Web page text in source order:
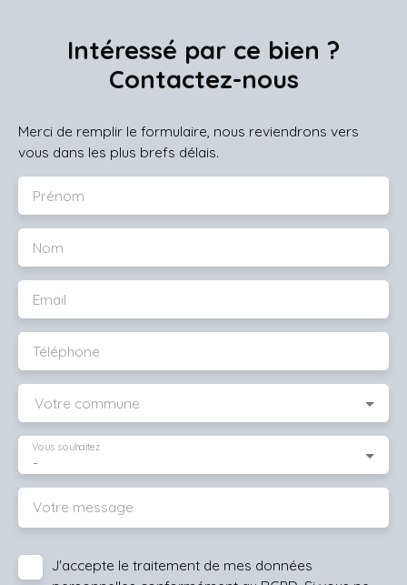
Intéressé par ce bien ?
Contactez-nous
Merci de remplir le formulaire, nous reviendrons vers
vous dans les plus brefs délais.
Prénom
Nom
Email
Téléphone
Votre commune
-
Vous souhaitez
Votre message
J'accepte le traitement de mes données